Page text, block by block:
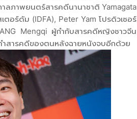
ลภาพยนตร์สารคดีนานาชาติ Yamagata
อร์ดัม (IDFA), Peter Yam โปรดิวเซอร์
Mengqi ผู้กำกับสารคดีหญิงชาวจีน
ำสารคดีของตนหลังฉายหนังจบอีกด้วย